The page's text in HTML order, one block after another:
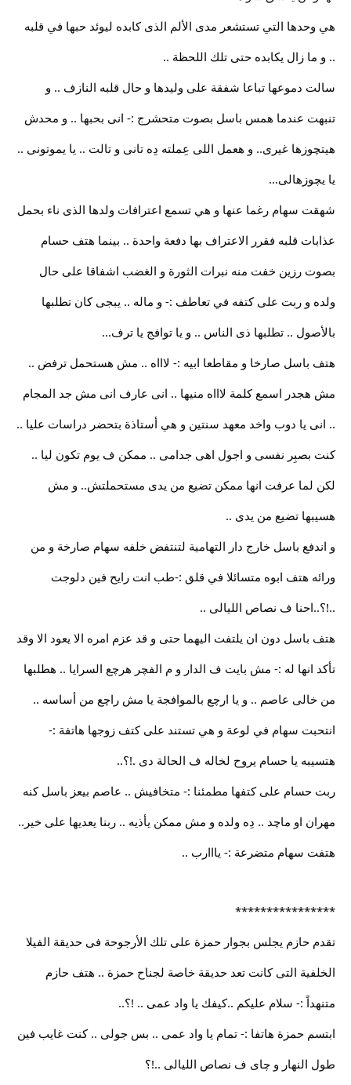
هي وحدها التي تستشعر مدى الألم الذى كابده ليوئد حبها في قلبه
.. و ما زال يكابده حتى تلك اللحظة ..
سالت دموعها تباعا شفقة على وليدها و حال قلبه النازف .. و
تنبهت عندما همس باسل بصوت متحشرج :- انى بحبها .. و محدش
هيتچوزها غيرى.. و هعمل اللى عِملته دِه تانى و تالت .. يا يموتونى ..
يا يچوزهالى...
شهقت سهام رغما عنها و هي تسمع اعترافات ولدها الذى ناء بحمل
عذابات قلبه فقرر الاعتراف بها دفعة واحدة .. بينما هتف حسام
بصوت رزين خفت منه نبرات الثورة و الغضب اشفاقا على حال
ولده و ربت على كتفه في تعاطف :- و ماله .. يبجى كان تطلبها
بالأصول .. تطلبها ذى الناس .. و يا توافج يا ترف...
هتف باسل صارخا و مقاطعا ابيه :- لاااه .. مش هستحمل ترفض ..
مش هجدر اسمع كلمة لاااه منيها .. انى عارف انى مش جد المجام
.. انى يا دوب واخد معهد سنتين و هي أستاذة بتحضر دراسات عليا ..
كنت بصبِر نفسى و اجول اهى جدامى .. ممكن ف يوم تكون ليا ..
لكن لما عرفت انها ممكن تضيع من يدى مستحملتش.. و مش
هسيبها تضيع من يدى ..
و اندفع باسل خارج دار التهامية لتنتفض خلفه سهام صارخة و من
ورائه هتف ابوه متسائلا في قلق :-طب انت رايح فين دلوجت
..!؟..احنا ف نصاص الليالى ..
هتف باسل دون ان يلتفت اليهما حتى و قد عزم امره الا يعود الا وقد
تأكد انها له :- مش بايت ف الدار و م الفچر هرچع السرايا .. هطلبها
من خالى عاصم .. و يا ارچع بالموافجة يا مش راچع من أساسه ..
انتحبت سهام في لوعة و هي تستند على كتف زوجها هاتفة :-
هتسيبه يا حسام يروح لخاله ف الحالة دى .!؟..
ربت حسام على كتفها مطمئنا :- متخافيش .. عاصم بيعز باسل كنه
مهران او ماچد .. دِه ولده و مش ممكن يأذيه .. ربنا يعديها على خير..
هتفت سهام متضرعة :- يااارب ..
****************
تقدم حازم يجلس بجوار حمزة على تلك الأرجوحة فى حديقة الفيلا
الخلفية التى كانت تعد حديقة خاصة لجناح حمزة .. هتف حازم
متنهداً :- سلام عليكم ..كيفك يا واد عمى .. !؟..
ابتسم حمزة هاتفا :- تمام يا واد عمى .. بس جولى .. كنت غايب فين
طول النهار و چاى ف نصاص الليالى ..!؟